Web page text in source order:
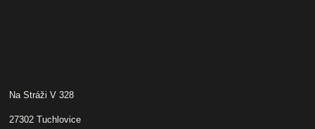
Na Stráži V 328
27302 Tuchlovice